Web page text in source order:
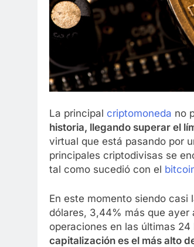
La principal criptomoneda no
historia, llegando superar el
virtual que está pasando por
principales criptodivisas se
tal como sucedió con el
En este momento siendo
dólares, 3,44% más que ayer
operaciones en las últimas
capitalización es el más alto